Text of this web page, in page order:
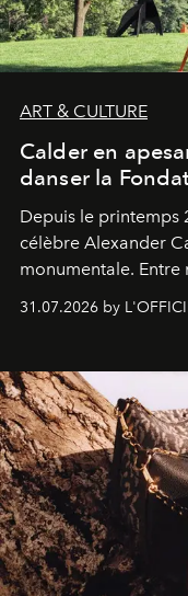
ART & CULTURE
Calder en
danser la
Depuis le printemps
célèbre Alexander
monumentale.
monumentales et
américain investit
sculpture.
31.07.2026 by